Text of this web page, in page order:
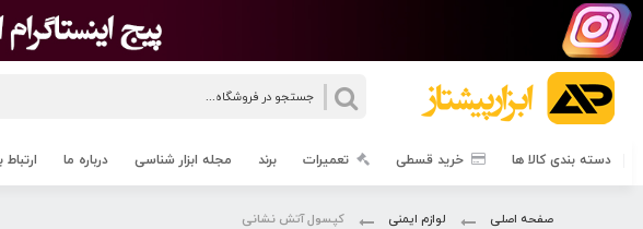
دسته بندی کالا ها خرید قسطی تعمیرات برند مجله ابزار شناسی درباره ما ارتباط
صفحه اصلی لوازم ایمنی کپسول آتش نشانی